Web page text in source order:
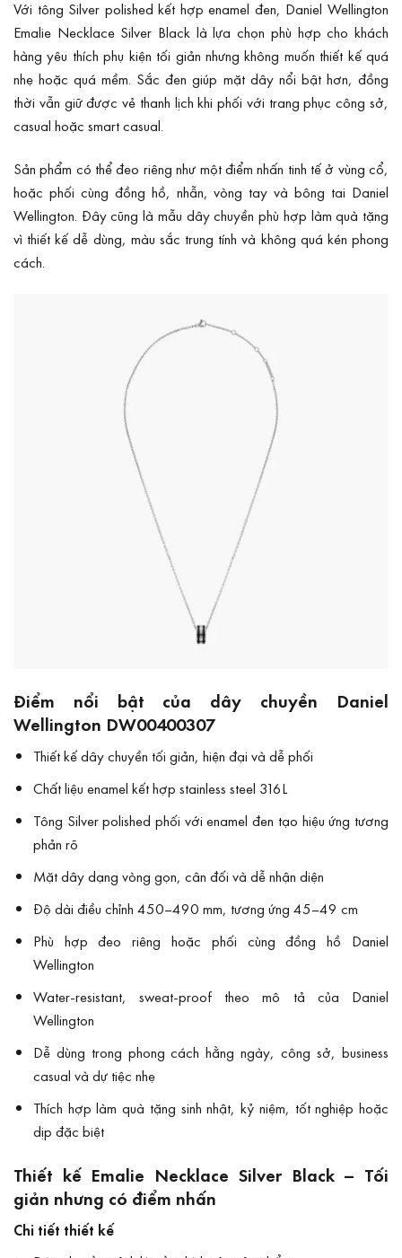
Với tông Silver polished kết hợp enamel đen, Daniel Wellington
Emalie Necklace Silver Black là lựa chọn phù hợp cho khách
hàng yêu thích phụ kiện tối giản nhưng không muốn thiết kế quá
nhẹ hoặc quá mềm. Sắc đen giúp mặt dây nổi bật hơn, đồng
thời vẫn giữ được vẻ thanh lịch khi phối với trang phục công sở,
casual hoặc smart casual.
Sản phẩm có thể đeo riêng như một điểm nhấn tinh tế ở vùng cổ,
hoặc phối cùng đồng hồ, nhẫn, vòng tay và bông tai Daniel
Wellington. Đây cũng là mẫu dây chuyền phù hợp làm quà tặng
vì thiết kế dễ dùng, màu sắc trung tính và không quá kén phong
cách.
Điểm nổi bật của dây chuyền Daniel
Wellington DW00400307
Thiết kế dây chuyền tối giản, hiện đại và dễ phối
Chất liệu enamel kết hợp stainless steel 316L
Tông Silver polished phối với enamel đen tạo hiệu ứng tương
phản rõ
Mặt dây dạng vòng gọn, cân đối và dễ nhận diện
Độ dài điều chỉnh 450–490 mm, tương ứng 45–49 cm
Phù hợp đeo riêng hoặc phối cùng đồng hồ Daniel
Wellington
Water-resistant, sweat-proof theo mô tả của Daniel
Wellington
Dễ dùng trong phong cách hằng ngày, công sở, business
casual và dự tiệc nhẹ
Thích hợp làm quà tặng sinh nhật, kỷ niệm, tốt nghiệp hoặc
dịp đặc biệt
Thiết kế Emalie Necklace Silver Black – Tối
giản nhưng có điểm nhấn
Chi tiết thiết kế